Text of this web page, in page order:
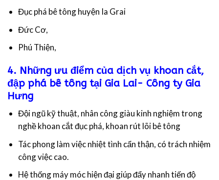
Đục phá bê tông huyện Ia Grai
Đức Cơ,
Phú Thiện,
4. Những ưu điểm của dịch vụ khoan cắt,
đập phá bê tông tại Gia Lai- Công ty Gia
Hưng
Đội ngũ kỹ thuật, nhân công giàu kinh nghiệm trong
nghề khoan cắt đục phá, khoan rút lõi bê tông
Tác phong làm việc nhiệt tình cẩn thận, có trách nhiệm
công việc cao.
Hệ thống máy móc hiện đại giúp đẩy nhanh tiến độ